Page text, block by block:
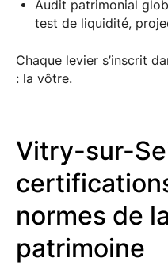
Audit patrimonial
test de liquidité,
Chaque levier s’inscrit
: la vôtre.
Vitry-sur-
normes de
patrimoine